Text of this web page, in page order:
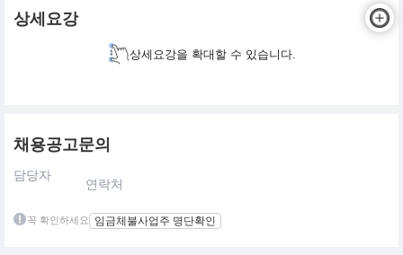
상세요강
상세요강을 확대할 수 있습니다.
채용공고문의
담당자
연락처
꼭 확인하세요 임금체불사업주 명단확인